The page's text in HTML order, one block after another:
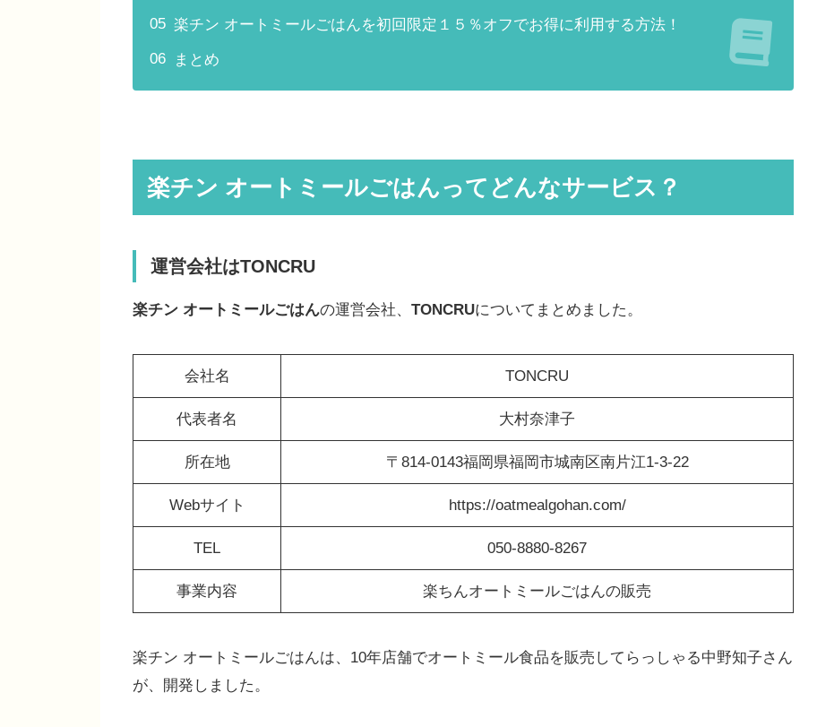
楽チン オートミールごはんを初回限定１５％オフでお得に利用する方法！
まとめ
楽チン オートミールごはんってどんなサービス？
運営会社はTONCRU
楽チン オートミールごはんの運営会社、 TONCRUについてまとめました。
会社名 TONCRU
代表者名 大村奈津子
所在地 〒814-0143福岡県福岡市城南区南片江1-3-22
Webサイト https://oatmealgohan.com/
TEL 050-8880-8267
事業内容 楽ちんオートミールごはんの販売
楽チン オートミールごはんは、10年店舗でオートミール食品を販売してらっしゃる中野知子さん
が、開発しました。